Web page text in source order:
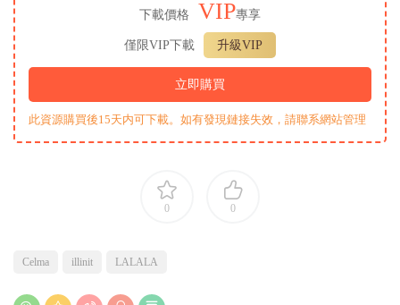
下載價格 VIP專享
僅限VIP下載 升級VIP
立即購買
此資源購買後15天内可下載。如有發現鏈接失效，請聯系網站管理
0 0
Celma illinit LALALA